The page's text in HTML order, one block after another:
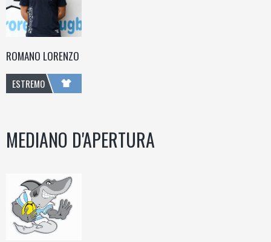
ROMANO LORENZO
ESTREMO
MEDIANO D'APERTURA